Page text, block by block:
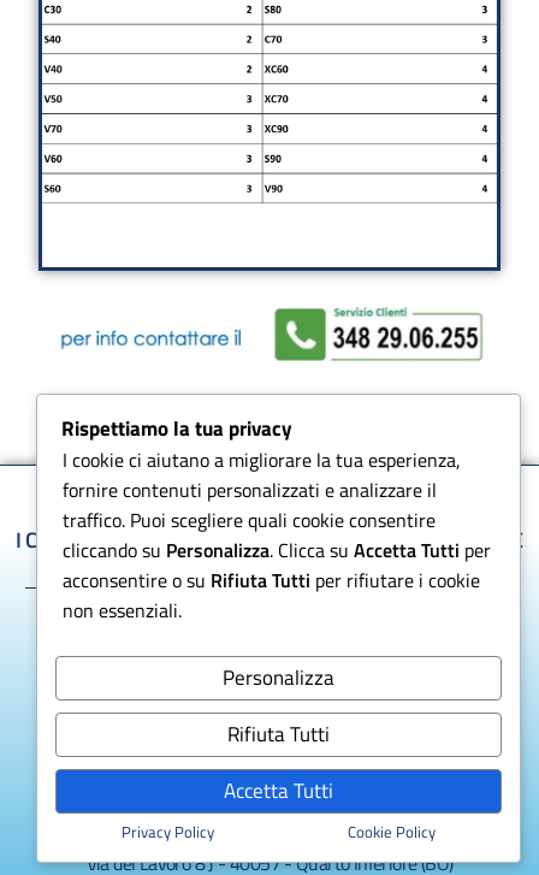
I CENTRI SPECIALIZZATI DEL LAVAGGIO, ASCIUGATURA E
DISINFEZIONE
ASSISTENZA CLIENTI EMAIL
SEDE OPERATIVA
Via del Lavoro 8 J - 40057 - Quarto Inferiore (BO)
Rispettiamo la tua privacy
I cookie ci aiutano a migliorare la tua esperienza,
fornire contenuti personalizzati e analizzare il
traffico. Puoi scegliere quali cookie consentire
cliccando su Personalizza. Clicca su Accetta Tutti per
acconsentire o su Rifiuta Tutti per rifiutare i cookie
non essenziali.
Personalizza
Rifiuta Tutti
Accetta Tutti
Privacy Policy Cookie Policy